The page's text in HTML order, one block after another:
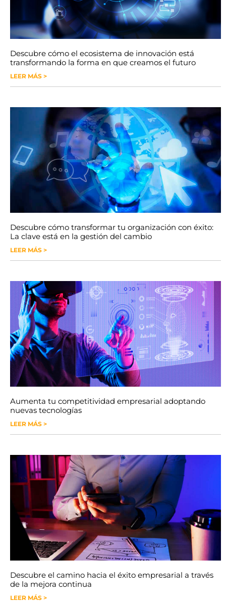
Descubre cómo el ecosistema de innovación está
transformando la forma en que creamos el futuro
LEER MÁS >
Descubre cómo transformar tu organización con éxito:
La clave está en la gestión del cambio
LEER MÁS >
Aumenta tu competitividad empresarial adoptando
nuevas tecnologías
LEER MÁS >
Descubre el camino hacia el éxito empresarial a través
de la mejora continua
LEER MÁS >